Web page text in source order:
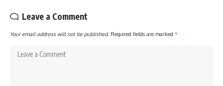
Leave a Comment
Your email address will not be published. Required fields are marked *